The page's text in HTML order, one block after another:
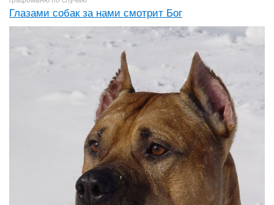
Глазами собак за нами смотрит Бог